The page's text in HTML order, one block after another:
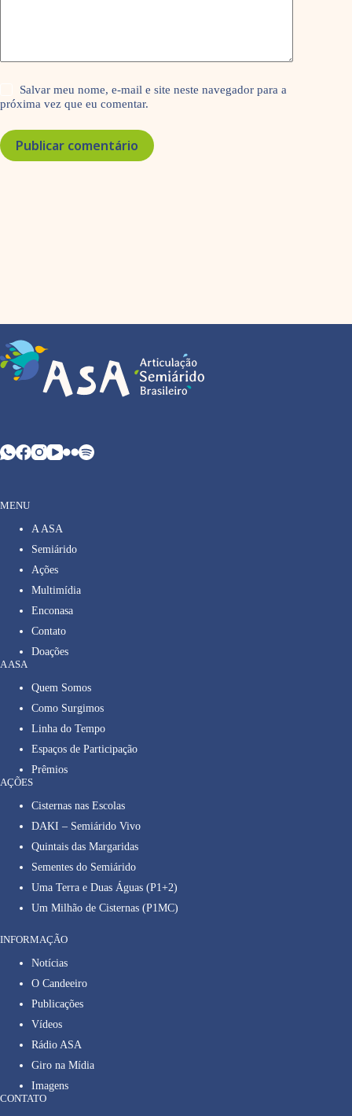
Salvar meu nome, e-mail e site neste navegador para a
próxima vez que eu comentar.
Publicar comentário
MENU
A ASA
Semiárido
Ações
Multimídia
Enconasa
Contato
Doações
A ASA
Quem Somos
Como Surgimos
Linha do Tempo
Espaços de Participação
Prêmios
AÇÕES
Cisternas nas Escolas
DAKI – Semiárido Vivo
Quintais das Margaridas
Sementes do Semiárido
Uma Terra e Duas Águas (P1+2)
Um Milhão de Cisternas (P1MC)
INFORMAÇÃO
Notícias
O Candeeiro
Publicações
Vídeos
Rádio ASA
Giro na Mídia
Imagens
CONTATO